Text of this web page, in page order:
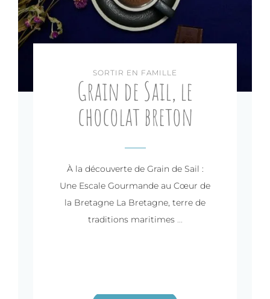
Grain de Sail, le
chocolat breton
SORTIR EN FAMILLE
À la découverte de Grain de Sail :
Une Escale Gourmande au Cœur de
la Bretagne La Bretagne, terre de
traditions maritimes ...